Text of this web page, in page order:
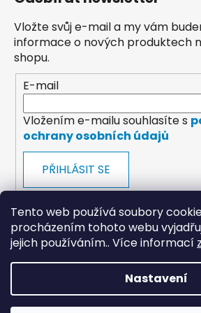
Tento web používá soubory
procházením tohoto webu
jejich používáním.. Více informací
Nastavení
Vložte svůj e-mail a my vám
informace o nových produktech
shopu.
E-mail
Vložením e-mailu souhlasíte s
ochrany osobních údajů
PŘIHLÁSIT SE
payments